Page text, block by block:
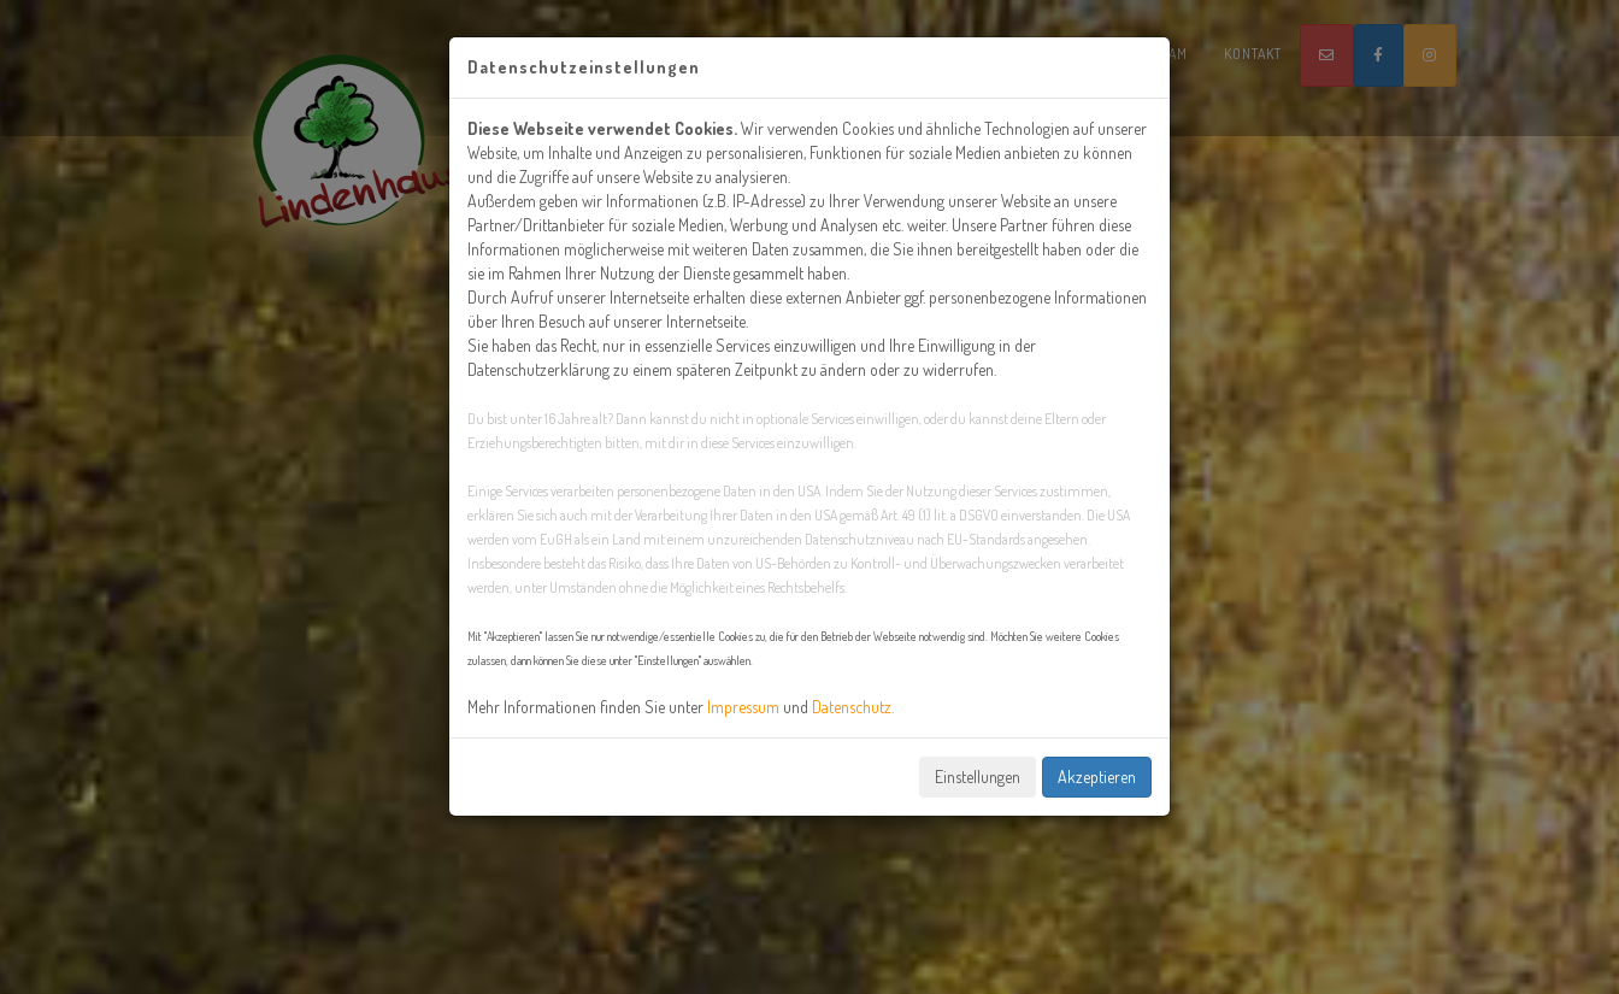
TEAM KONTAKT
Datenschutzeinstellungen
Diese Webseite verwendet Cookies.Wir verwenden Cookies und ähnliche Technologien auf unserer
Website, um Inhalte und Anzeigen zu personalisieren, Funktionen für soziale Medien anbieten zu können
und die Zugriffe auf unsere Website zu analysieren.
Außerdem geben wir Informationen (z.B. IP-Adresse) zu Ihrer Verwendung unserer Website an unsere
Partner/Drittanbieter für soziale Medien, Werbung und Analysen etc. weiter. Unsere Partner führen diese
Informationen möglicherweise mit weiteren Daten zusammen, die Sie ihnen bereitgestellt haben oder die
sie im Rahmen Ihrer Nutzung der Dienste gesammelt haben.
Durch Aufruf unserer Internetseite erhalten diese externen Anbieter ggf. personenbezogene Informationen
über Ihren Besuch auf unserer Internetseite.
Sie haben das Recht, nur in essenzielle Services einzuwilligen und Ihre Einwilligung in der
Datenschutzerklärung zu einem späteren Zeitpunkt zu ändern oder zu widerrufen.
Du bist unter 16 Jahre alt? Dann kannst du nicht in optionale Services einwilligen, oder du kannst deine Eltern oder
Erziehungsberechtigten bitten, mit dir in diese Services einzuwilligen.
Einige Services verarbeiten personenbezogene Daten in den USA. Indem Sie der Nutzung dieser Services zustimmen,
erklären Sie sich auch mit der Verarbeitung Ihrer Daten in den USA gemäß Art. 49 (1) lit. a DSGVO einverstanden. Die USA
werden vom EuGH als ein Land mit einem unzureichenden Datenschutzniveau nach EU-Standards angesehen.
Insbesondere besteht das Risiko, dass Ihre Daten von US-Behörden zu Kontroll- und Überwachungszwecken verarbeitet
werden, unter Umständen ohne die Möglichkeit eines Rechtsbehelfs.
Mit "Akzeptieren" lassen Sie nur notwendige/essentielle Cookies zu, die für den Betrieb der Webseite notwendig sind. Möchten Sie weitere Cookies
zulassen, dann können Sie diese unter "Einstellungen" auswählen.
Mehr Informationen finden Sie unter Impressum und Datenschutz.
Einstellungen Akzeptieren